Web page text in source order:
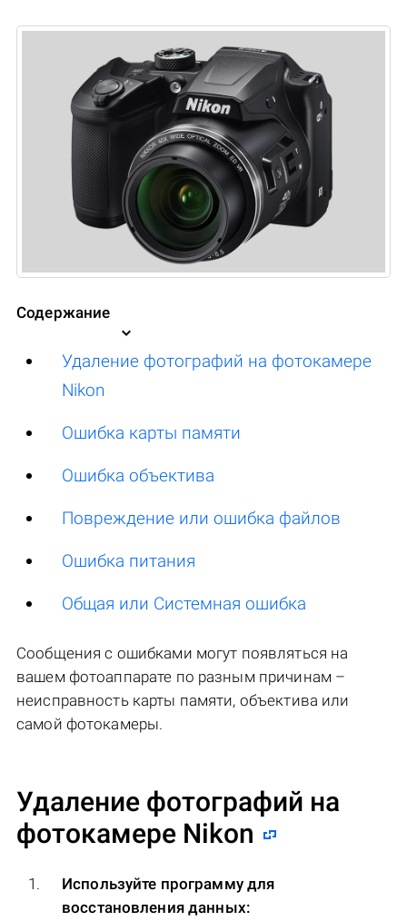
Содержание
Удаление фотографий на фотокамере
Nikon
Ошибка карты памяти
Ошибка объектива
Повреждение или ошибка файлов
Ошибка питания
Общая или Системная ошибка
Сообщения с ошибками могут появляться на
вашем фотоаппарате по разным причинам –
неисправность карты памяти, объектива или
самой фотокамеры.
Удаление фотографий на
фотокамере Nikon
Используйте программу для
восстановления данных: